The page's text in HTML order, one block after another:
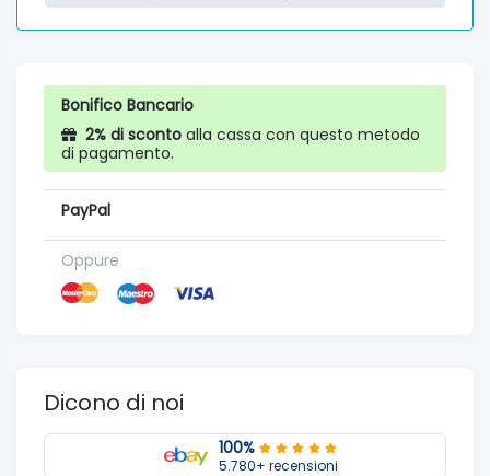
Bonifico Bancario
2% di sconto alla cassa con questo metodo
di pagamento.
PayPal
Oppure
Dicono di noi
100%
5.780+ recensioni